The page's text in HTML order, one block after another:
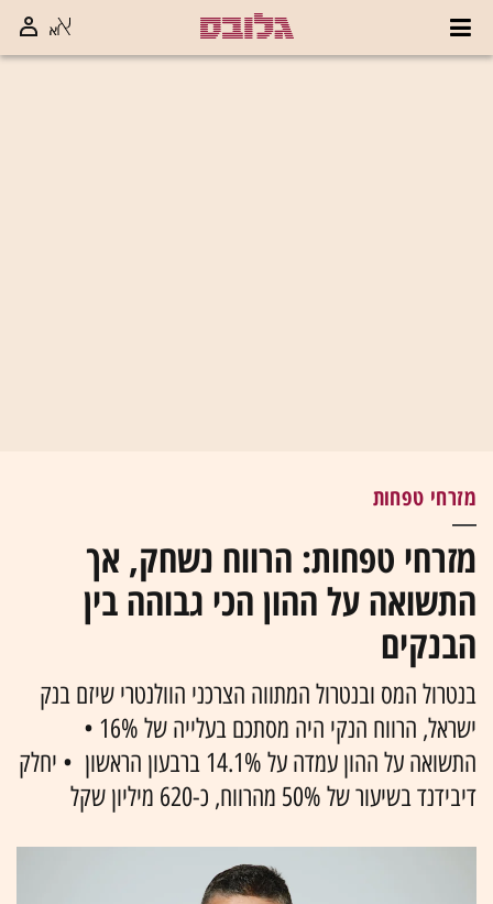
מזרחי טפחות
מזרחי טפחות: הרווח נשחק, אך
התשואה על ההון הכי גבוהה בין
הבנקים
בנטרול המס ובנטרול המתווה הצרכני הוולנטרי שיזם בנק
ישראל, הרווח הנקי היה מסתכם בעלייה של 16% •
התשואה על ההון עמדה על 14.1% ברבעון הראשון • יחלק
דיבידנד בשיעור של 50% מהרווח, כ-620 מיליון שקל